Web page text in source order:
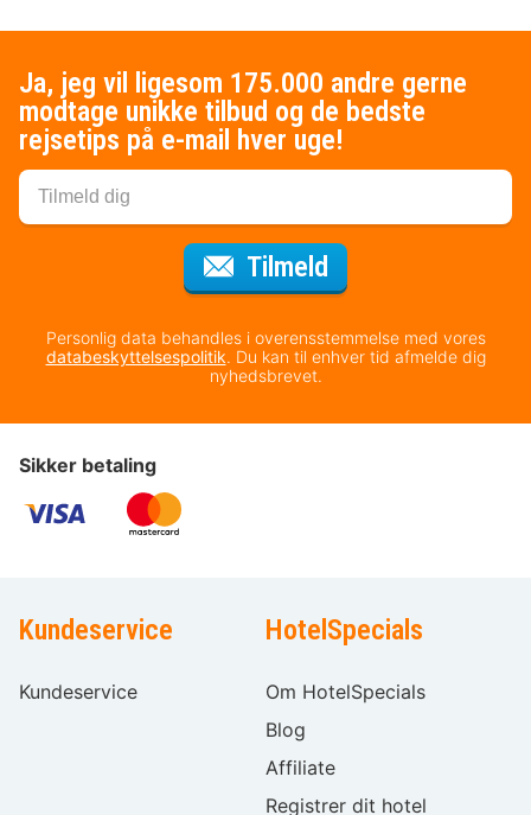
Ja, jeg vil ligesom 175.000 andre gerne
modtage unikke tilbud og de bedste
rejsetips på e-mail hver uge!
Tilmeld
Personlig data behandles i overensstemmelse med vores
databeskyttelsespolitik. Du kan til enhver tid afmelde dig
nyhedsbrevet.
Sikker betaling
Kundeservice
Kundeservice
HotelSpecials
Om HotelSpecials
Blog
Affiliate
Registrer dit hotel